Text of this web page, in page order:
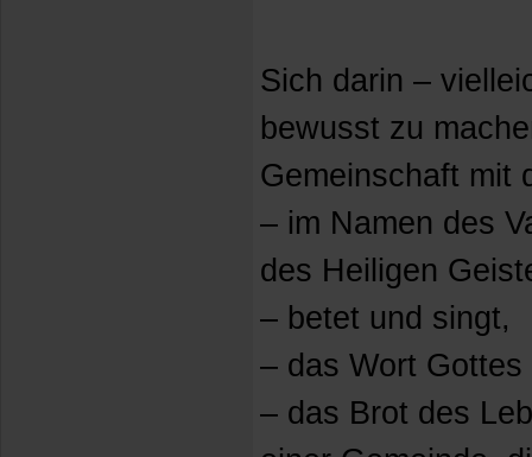
Sich darin –
bewusst zu
Gemeinschaft mit
– im Namen des
des Heiligen
– betet und singt,
– das Wort Gottes
– das Brot des